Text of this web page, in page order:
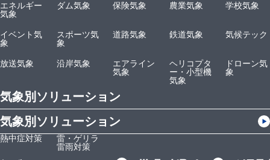
エネルギー
気象
ダム気象 保険気象 農業気象 学校気象
イベント気
象
スポーツ気
象
道路気象 鉄道気象 気候テック
放送気象 沿岸気象
エアライン
気象
ヘリコプタ
ー・小型機
気象
ドローン気
象
気象別ソリューション
気象別ソリューション
熱中症対策
雷・ゲリラ
雷雨対策